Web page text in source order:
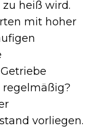
heiß wird.
mit hoher
vorliegen.